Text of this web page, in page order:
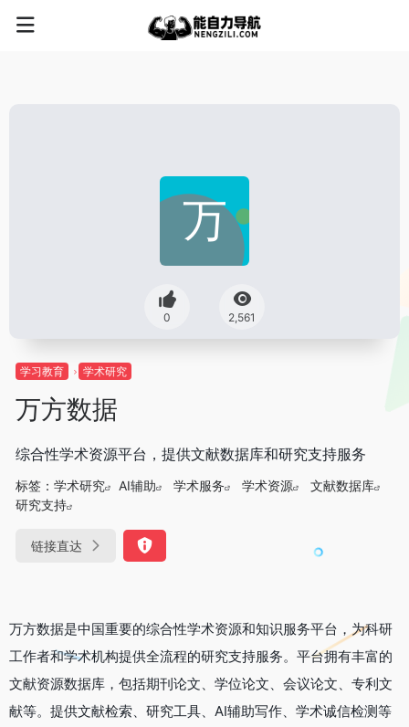
0 2,561
学习教育 学术研究
万方数据
综合性学术资源平台，提供文献数据库和研究支持服务
标签： 学术研究 AI辅助 学术服务 学术资源
文献数据库
研究支持
链接直达
万方数据是中国重要的综合性学术资源和知识服务平台，为科研
工作者和学术机构提供全流程的研究支持服务。平台拥有丰富的
文献资源数据库，包括期刊论文、学位论文、会议论文、专利文
献等。提供文献检索、研究工具、AI辅助写作、学术诚信检测等